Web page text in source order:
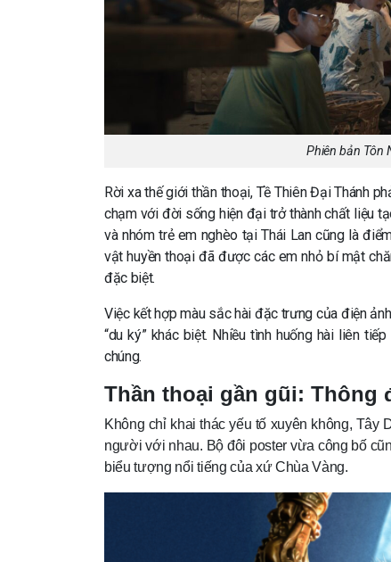
Phiên bản Tôn
Rời xa thế giới thần thoại, Tề Thiên Đại Thánh
chạm với đời sống hiện đại trở thành chất liệu
và nhóm trẻ em nghèo tại Thái Lan cũng là
vật huyền thoại đã được các em nhỏ bí mật
đặc biệt.
Việc kết hợp màu sắc hài đặc trưng của điện
“du ký” khác biệt. Nhiều tình huống hài liên
chúng.
Thần thoại gần gũi: Thông
Không chỉ khai thác yếu tố xuyên không,
người với nhau. Bộ đôi poster vừa công bố
biểu tượng nổi tiếng của xứ Chùa Vàng.